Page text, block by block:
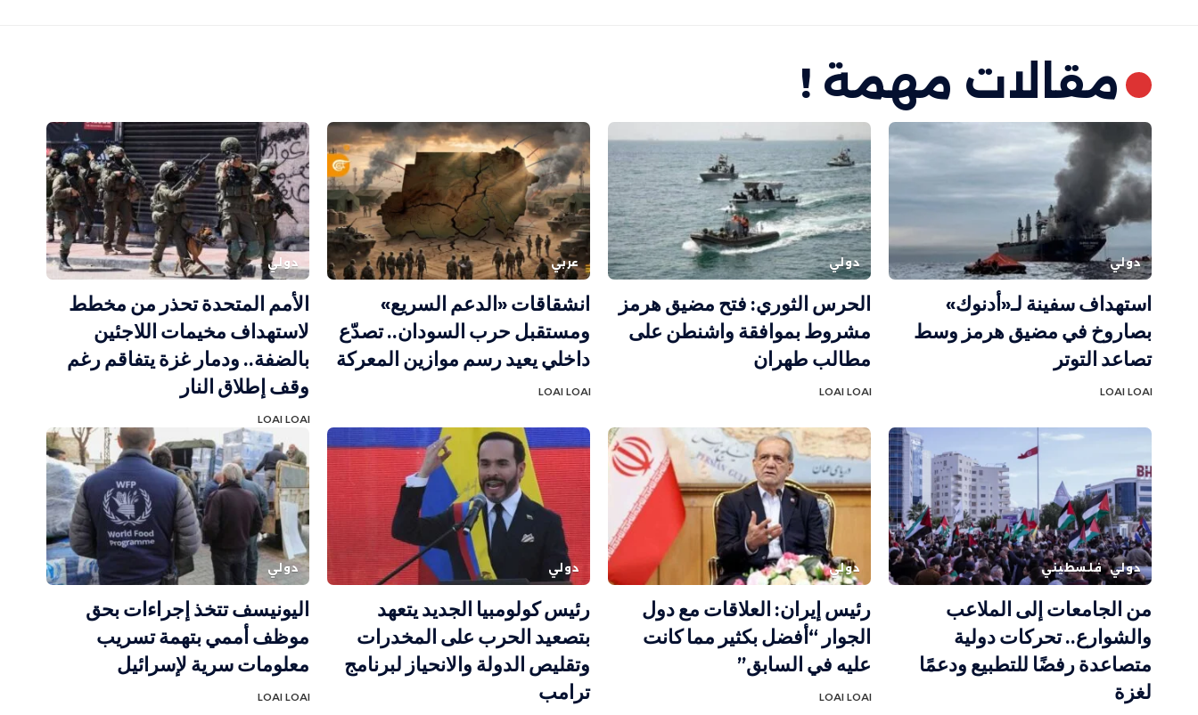
مقالات مهمة !
دولي
استهداف سفينة لـ«أدنوك»
بصاروخ في مضيق هرمز وسط
تصاعد التوتر
LOAI LOAI
دولي
الحرس الثوري: فتح مضيق هرمز
مشروط بموافقة واشنطن على
مطالب طهران
LOAI LOAI
عربي
انشقاقات «الدعم السريع»
ومستقبل حرب السودان.. تصدّع
داخلي يعيد رسم موازين المعركة
LOAI LOAI
دولي
الأمم المتحدة تحذر من مخطط
لاستهداف مخيمات اللاجئين
بالضفة.. ودمار غزة يتفاقم رغم
وقف إطلاق النار
LOAI LOAI
دولي فلسطيني
من الجامعات إلى الملاعب
والشوارع.. تحركات دولية
متصاعدة رفضًا للتطبيع ودعمًا
لغزة
دولي
رئيس إيران: العلاقات مع دول
الجوار “أفضل بكثير مما كانت
عليه في السابق”
LOAI LOAI
دولي
رئيس كولومبيا الجديد يتعهد
بتصعيد الحرب على المخدرات
وتقليص الدولة والانحياز لبرنامج
ترامب
دولي
اليونيسف تتخذ إجراءات بحق
موظف أممي بتهمة تسريب
معلومات سرية لإسرائيل
LOAI LOAI